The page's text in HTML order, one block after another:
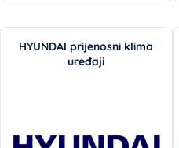
HYUNDAI prijenosni klima
uređaji